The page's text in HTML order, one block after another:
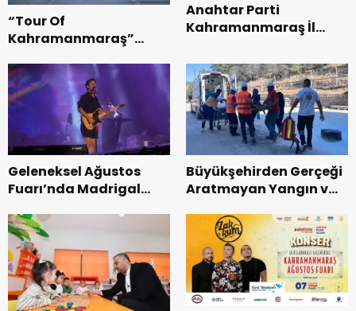
“Tour Of
Kahramanmaraş”
Bisikleti Turnuvası
Tamamlandı.
Anahtar Parti
Kahramanmaraş İl
Teşkilatı ile buluştu.
Geleneksel Ağustos
Fuarı’nda Madrigal
Büyükşehirden Gerçeği
Aratmayan Yangın ve